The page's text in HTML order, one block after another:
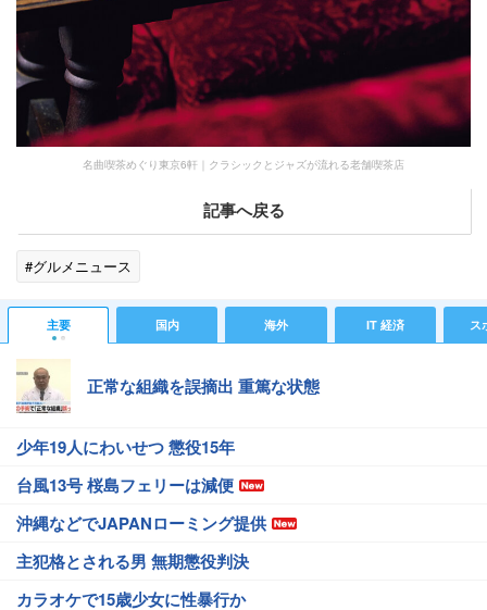
名曲喫茶めぐり東京6軒｜クラシックとジャズが流れる老舗喫茶店
記事へ戻る
#グルメニュース
主要 国内 海外 IT 経済 ス
正常な組織を誤摘出 重篤な状態
少年19人にわいせつ 懲役15年
台風13号 桜島フェリーは減便
沖縄などでJAPANローミング提供
主犯格とされる男 無期懲役判決
カラオケで15歳少女に性暴行か